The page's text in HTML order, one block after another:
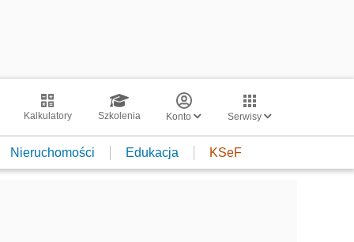
Kalkulatory Szkolenia Konto Serwisy
Nieruchomości Edukacja KSeF